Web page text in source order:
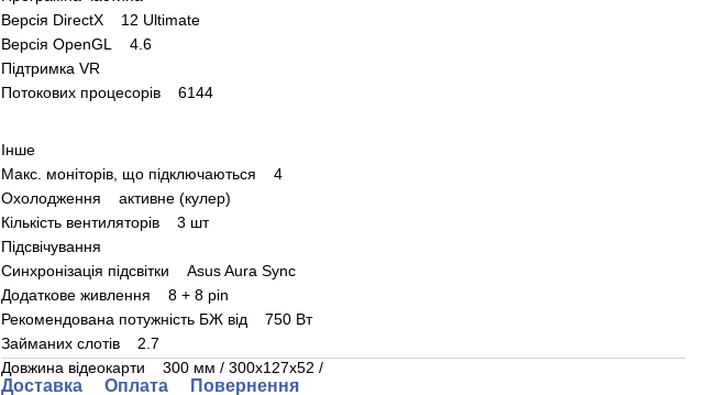
Версія DirectX 12 Ultimate
Версія OpenGL 4.6
Підтримка VR
Потокових процесорів 6144
Інше
Макс. моніторів, що підключаються 4
Охолодження активне (кулер)
Кількість вентиляторів 3 шт
Підсвічування
Синхронізація підсвітки Asus Aura Sync
Додаткове живлення 8 + 8 pin
Рекомендована потужність БЖ від 750 Вт
Займаних слотів 2.7
Довжина відеокарти 300 мм / 300x127x52 /
Доставка Оплата Повернення